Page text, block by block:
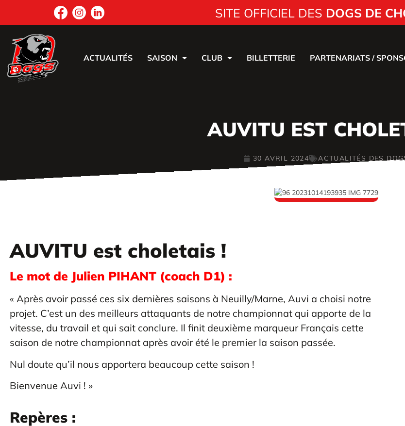
SITE OFFICIEL DES DOGS DE
ACTUALITÉS SAISON CLUB BILLETTERIE PARTENARIATS /
AUVITU EST
30 AVRIL 2024 ACTUALITÉS DES
AUVITU est choletais !
Le mot de Julien PIHANT (coach D1) :
« Après avoir passé ces six dernières saisons à Neuilly/Marne, Auvi a choisi notre
projet. C’est un des meilleurs attaquants de notre championnat qui apporte de la
vitesse, du travail et qui sait conclure. Il finit deuxième marqueur Français cette
saison de notre championnat après avoir été le premier la saison passée.
Nul doute qu’il nous apportera beaucoup cette saison !
Bienvenue Auvi ! »
Repères :